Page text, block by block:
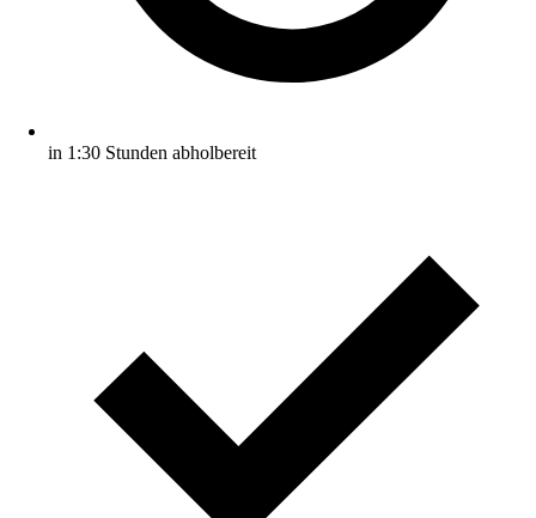
in 1:30 Stunden abholbereit